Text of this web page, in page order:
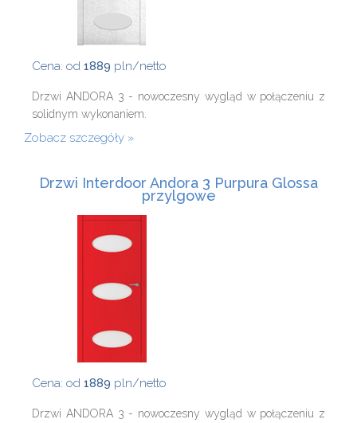
Cena: od 1889 pln/netto
Drzwi ANDORA 3 - nowoczesny wygląd w połączeniu z
solidnym wykonaniem.
Zobacz szczegóły
Drzwi Interdoor Andora 3 Purpura Glossa
przylgowe
Cena: od 1889 pln/netto
Drzwi ANDORA 3 - nowoczesny wygląd w połączeniu z